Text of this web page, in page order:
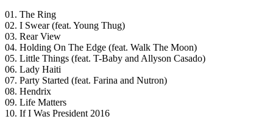
01. The Ring
02. I Swear (feat. Young Thug)
03. Rear View
04. Holding On The Edge (feat. Walk The Moon)
05. Little Things (feat. T-Baby and Allyson Casado)
06. Lady Haiti
07. Party Started (feat. Farina and Nutron)
08. Hendrix
09. Life Matters
10. If I Was President 2016